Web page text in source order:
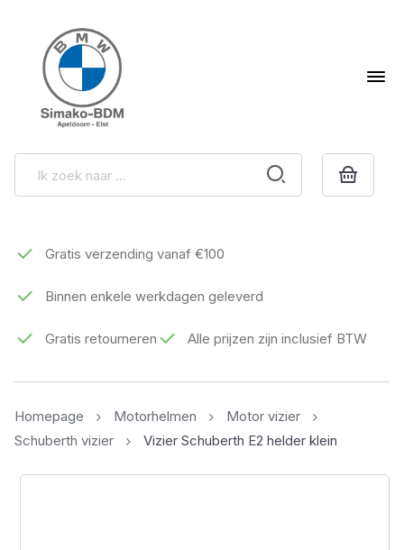
Gratis verzending vanaf €100
Binnen enkele werkdagen geleverd
Gratis retourneren Alle prijzen zijn inclusief BTW
Homepage Motorhelmen
Motor vizier
Schuberth vizier
Vizier Schuberth E2 helder klein